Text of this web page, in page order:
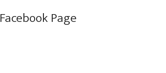
Facebook Page